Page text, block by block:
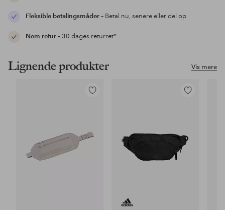
Fleksible betalingsmåder– Betal nu, senere eller del op
Nem retur– 30 dages returret*
Vis mere
Lignende produkter
Tilføj
Tilføj